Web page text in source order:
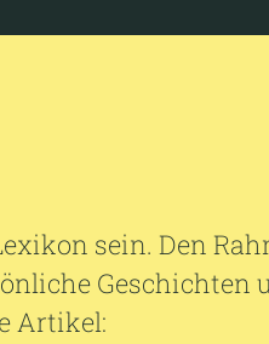
sein. Den
Geschichten
Artikel: